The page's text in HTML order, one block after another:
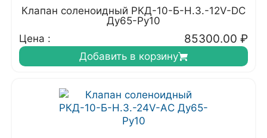
Клапан соленоидный РКД-10-Б-Н.З.-12V-DC
Ду65-Ру10
Цена :
85300.00 ₽
Добавить в корзину